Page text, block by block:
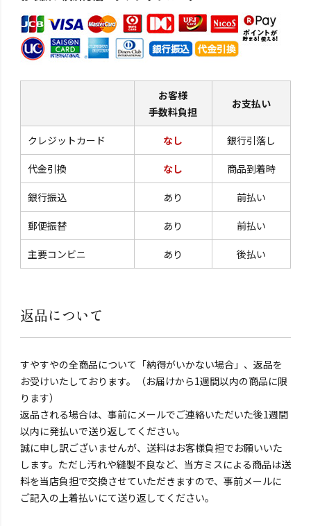
お客様
手数料負担
お支払い
クレジットカード なし 銀行引落し
代金引換 なし 商品到着時
銀行振込 あり 前払い
郵便振替 あり 前払い
主要コンビニ あり 後払い
返品について
すやすやの全商品について「納得がいかない場合」、返品を
お受けいたしております。（お届けから1週間以内の商品に限
ります）
返品される場合は、事前にメールでご連絡いただいた後1週間
以内に発払いで送り返してください。
誠に申し訳ございませんが、送料はお客様負担でお願いいた
します。ただし汚れや縫製不良など、当方ミスによる商品は送
料を当店負担で交換させていただきますので、事前メールに
ご記入の上着払いにて送り返してください。